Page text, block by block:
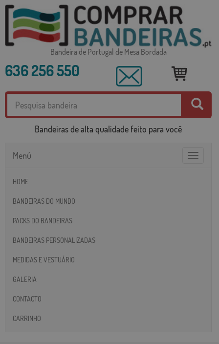
Bandeira de Portugal de Mesa Bordada
636 256 550
Bandeiras de alta qualidade feito para você
Toggle
Menú
HOME
BANDEIRAS DO MUNDO
PACKS DO BANDEIRAS
BANDEIRAS PERSONALIZADAS
MEDIDAS E VESTUÁRIO
GALERIA
CONTACTO
CARRINHO